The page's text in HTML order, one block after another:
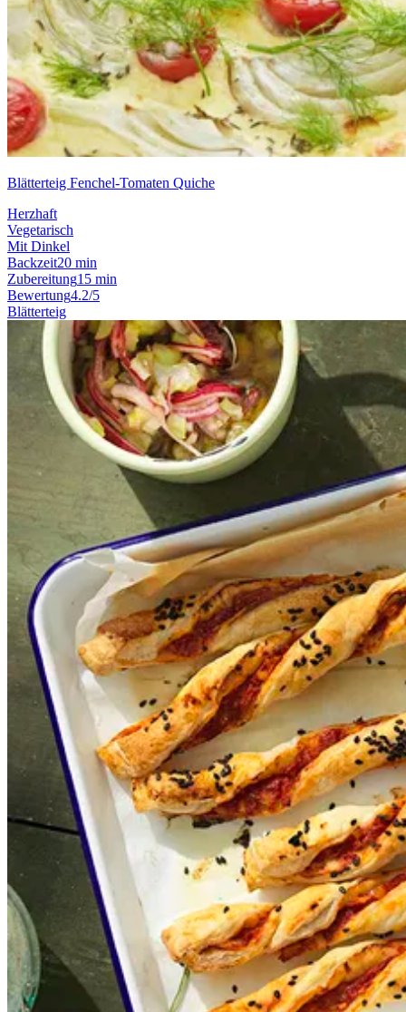
Blätterteig Fenchel-Tomaten Quiche
Herzhaft
Vegetarisch
Mit Dinkel
Backzeit20 min
Zubereitung15 min
Bewertung4.2/5
Blätterteig